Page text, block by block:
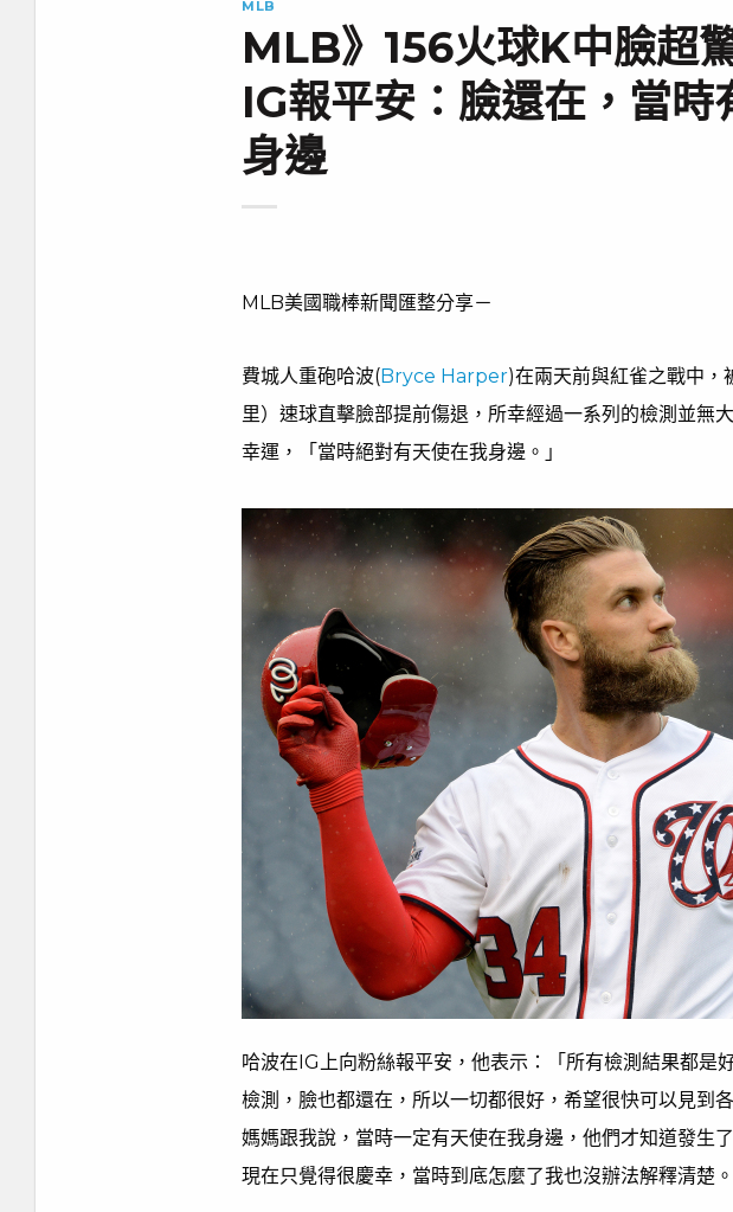
MLB
MLB》156火球K中臉超
IG報平安：臉還在，當時
身邊
MLB美國職棒新聞匯整分享－
費城人重砲哈波(Bryce Harper)在兩天前與紅雀之戰中，
里）速球直擊臉部提前傷退，所幸經過一系列的檢測並無
幸運，「當時絕對有天使在我身邊。」
哈波在IG上向粉絲報平安，他表示：「所有檢測結果都是
檢測，臉也都還在，所以一切都很好，希望很快可以見到
媽媽跟我說，當時一定有天使在我身邊，他們才知道發生
現在只覺得很慶幸，當時到底怎麼了我也沒辦法解釋清楚。